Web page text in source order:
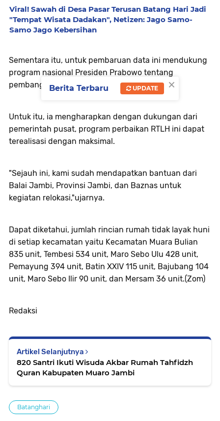
Viral! Sawah di Desa Pasar Terusan Batang Hari Jadi
"Tempat Wisata Dadakan", Netizen: Jago Samo-
Samo Jago Kebersihan
Sementara itu, untuk pembaruan data ini mendukung
program nasional Presiden Prabowo tentang
pembangunan tiga juta rumah.
Untuk itu, ia mengharapkan dengan dukungan dari
pemerintah pusat, program perbaikan RTLH ini dapat
terealisasi dengan maksimal.
"Sejauh ini, kami sudah mendapatkan bantuan dari
Balai Jambi, Provinsi Jambi, dan Baznas untuk
kegiatan relokasi,"ujarnya.
Dapat diketahui, jumlah rincian rumah tidak layak huni
di setiap kecamatan yaitu Kecamatan Muara Bulian
835 unit, Tembesi 534 unit, Maro Sebo Ulu 428 unit,
Pemayung 394 unit, Batin XXIV 115 unit, Bajubang 104
unit, Maro Sebo Ilir 90 unit, dan Mersam 36 unit.(Zom)
Redaksi
Artikel Selanjutnya
820 Santri Ikuti Wisuda Akbar Rumah Tahfidzh
Quran Kabupaten Muaro Jambi
Batanghari
×
Berita Terbaru UPDATE